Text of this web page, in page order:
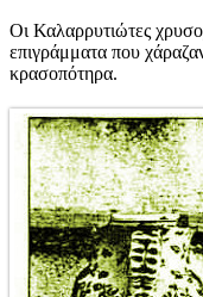
Οι Καλαρρυτιώτες
επιγράμματα που
κρασοπότηρα.